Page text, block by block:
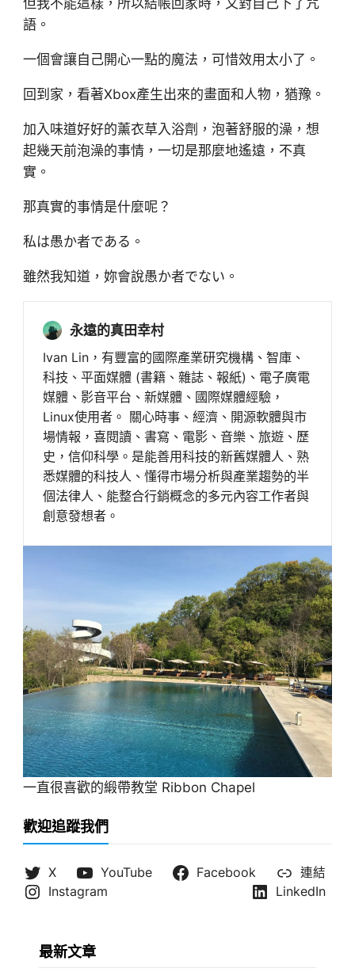
語。
一個會讓自己開心一點的魔法，可惜效用太小了。
回到家，看著Xbox產生出來的畫面和人物，猶豫。
加入味道好好的薰衣草入浴劑，泡著舒服的澡，想
起幾天前泡澡的事情，一切是那麼地遙遠，不真
實。
那真實的事情是什麼呢？
私は愚か者である。
雖然我知道，妳會說愚か者でない。
永遠的真田幸村
Ivan Lin，有豐富的國際產業研究機構、智庫、
科技、平面媒體 (書籍、雜誌、報紙)、電子廣電
媒體、影音平台、新媒體、國際媒體經驗，
Linux使用者。 關心時事、經濟、開源軟體與市
場情報，喜閱讀、書寫、電影、音樂、旅遊、歷
史，信仰科學。是能善用科技的新舊媒體人、熟
悉媒體的科技人、懂得市場分析與產業趨勢的半
個法律人、能整合行銷概念的多元內容工作者與
創意發想者。
一直很喜歡的緞帶教堂 Ribbon Chapel
歡迎追蹤我們
X YouTube Facebook
連結
Instagram
LinkedIn
最新文章